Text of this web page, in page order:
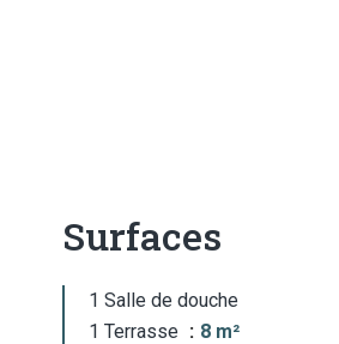
Surfaces
1 Salle de douche
1 Terrasse
8 m²